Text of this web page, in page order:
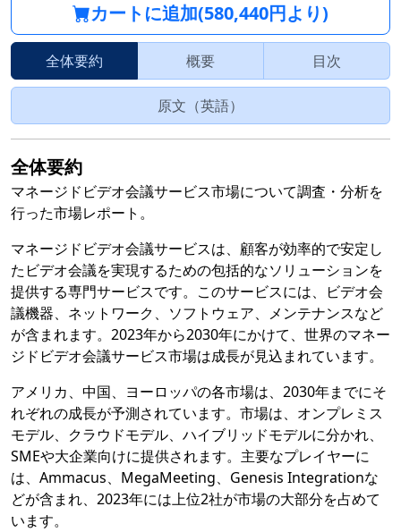
カートに追加(580,440円より)
全体要約 概要 目次
原文（英語）
全体要約
マネージドビデオ会議サービス市場について調査・分析を
行った市場レポート。
マネージドビデオ会議サービスは、顧客が効率的で安定し
たビデオ会議を実現するための包括的なソリューションを
提供する専門サービスです。このサービスには、ビデオ会
議機器、ネットワーク、ソフトウェア、メンテナンスなど
が含まれます。2023年から2030年にかけて、世界のマネー
ジドビデオ会議サービス市場は成長が見込まれています。
アメリカ、中国、ヨーロッパの各市場は、2030年までにそ
れぞれの成長が予測されています。市場は、オンプレミス
モデル、クラウドモデル、ハイブリッドモデルに分かれ、
SMEや大企業向けに提供されます。主要なプレイヤーに
は、Ammacus、MegaMeeting、Genesis Integrationな
どが含まれ、2023年には上位2社が市場の大部分を占めて
います。